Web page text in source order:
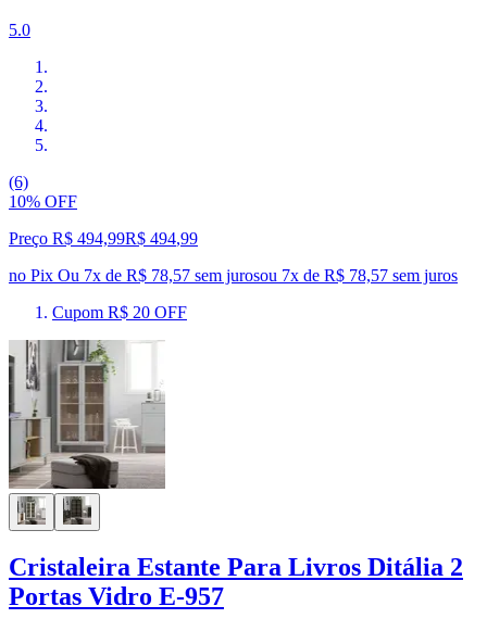
5.0
(6)
10% OFF
Preço R$ 494,99R$ 494,99
no Pix Ou 7x de R$ 78,57 sem jurosou 7x de R$ 78,57 sem juros
Cupom R$ 20 OFF
Cristaleira Estante Para Livros Ditália 2
Portas Vidro E-957